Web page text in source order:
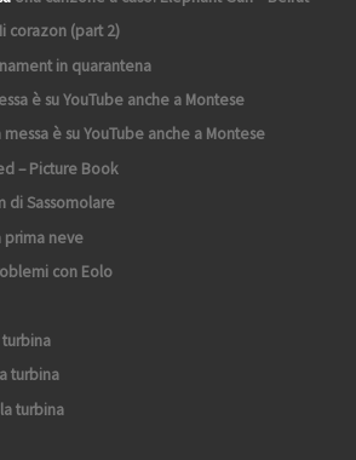
corazon (part 2)
in quarantena
è su YouTube anche a Montese
messa è su YouTube anche a Montese
– Picture Book
di Sassomolare
prima neve
con Eolo
turbina
turbina